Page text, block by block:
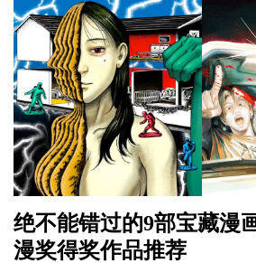
绝不能错过的9部宝藏漫
漫奖得奖作品推荐